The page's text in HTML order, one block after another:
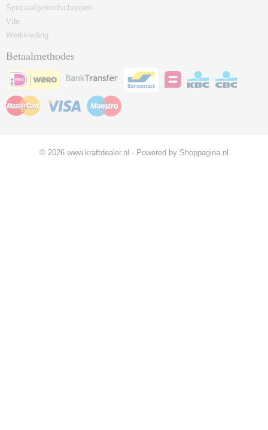
Speciaalgereedschappen
Vde
Werkkleding
Betaalmethodes
© 2026 www.kraftdealer.nl - Powered by Shoppagina.nl